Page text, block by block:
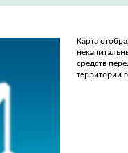
Карта
средств
территории